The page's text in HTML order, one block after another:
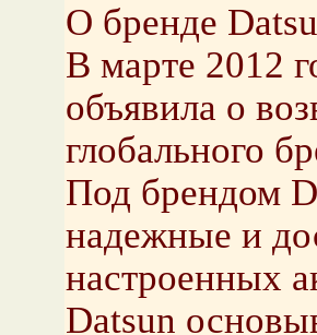
О бренде
В марте 2012
объявила о
глобального
Под брендом
надежные и
настроенных
Datsun